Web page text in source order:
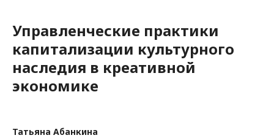
Управленческие практики
капитализации культурного
наследия в креативной
экономике
Татьяна Абанкина